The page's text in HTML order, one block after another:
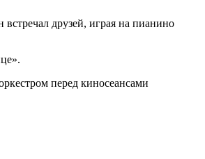
друзей, играя на пианино
перед киносеансами